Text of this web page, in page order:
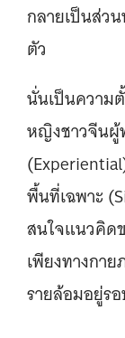
กลายเป็นส่ว
ตัว
นั่นเป็นความ
หญิงชาวจีนผู้
พื้นที่เฉพาะ
สนใจแนวคิด
เพียงทางกาย
รายล้อมอยู่ร